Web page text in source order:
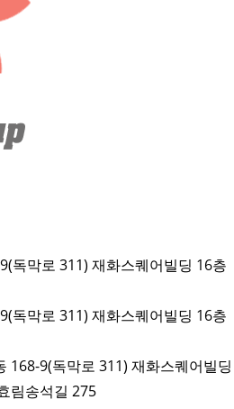
독막로 311) 재화스퀘어빌딩 16층
독막로 311) 재화스퀘어빌딩 16층
168-9(독막로 311) 재화스퀘어빌
림송석길 275